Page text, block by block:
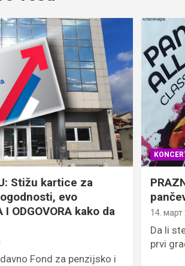
Stižu kartice za
evo
I ODGOVORA kako da
Fond za penzijsko i
14. март
Da li
prvi